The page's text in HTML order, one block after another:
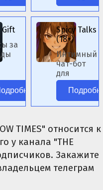
Gift
за
Spicy Talks
(18+)
Интимный
чат-бот
для
ролевых
сценариев.
TIMES" относится к
у канала "THE
Закажите
телеграм